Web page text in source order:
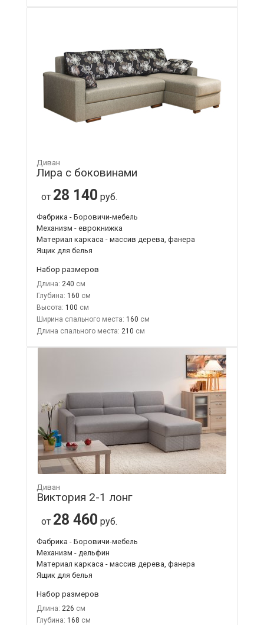
Диван
Лира с боковинами
от 28 140 руб.
Фабрика - Боровичи-мебель
Механизм - еврокнижка
Материал каркаса - массив дерева, фанера
Ящик для белья
Набор размеров
Длина: 240
Глубина: 160
Высота: 100
Ширина спального места: 160
Длина спального места: 210
Диван
Виктория 2-1 лонг
от 28 460 руб.
Фабрика - Боровичи-мебель
Механизм - дельфин
Материал каркаса - массив дерева, фанера
Ящик для белья
Набор размеров
Длина: 226
Глубина: 168